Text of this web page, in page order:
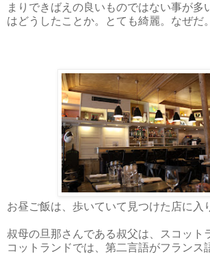
まりできばえの良いものではない事が多
はどうしたことか。とても綺麗。なぜだ。
お昼ご飯は、歩いていて見つけた店に入
叔母の旦那さんである叔父は、スコット
コットランドでは、第二言語がフランス